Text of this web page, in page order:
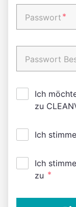
Passwort *
Passwort
Ich
zu
Ich
Ich
zu *